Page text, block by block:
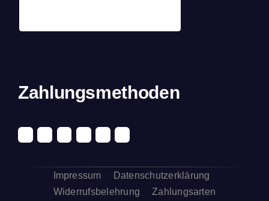
Zahlungsmethoden
Impressum
Datenschutzerklärung
Widerrufsbelehrung
Zahlungsarten